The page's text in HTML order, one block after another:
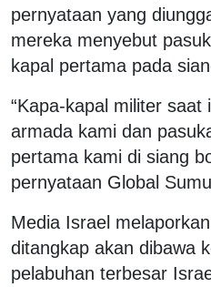
pernyataan yang
mereka menyebut
kapal pertama pada
“Kapa-kapal militer
armada kami dan
pertama kami di siang
pernyataan Global
Media Israel
ditangkap akan dibawa
pelabuhan terbesar